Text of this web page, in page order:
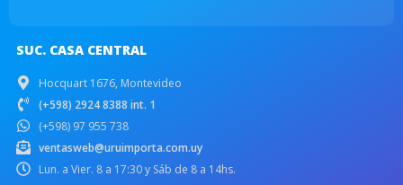
SUC. CASA CENTRAL
Hocquart 1676, Montevideo
(+598) 2924 8388 int. 1
(+598) 97 955 738
ventasweb@uruimporta.com.uy
Lun. a Vier. 8 a 17:30 y Sáb de 8 a 14hs.